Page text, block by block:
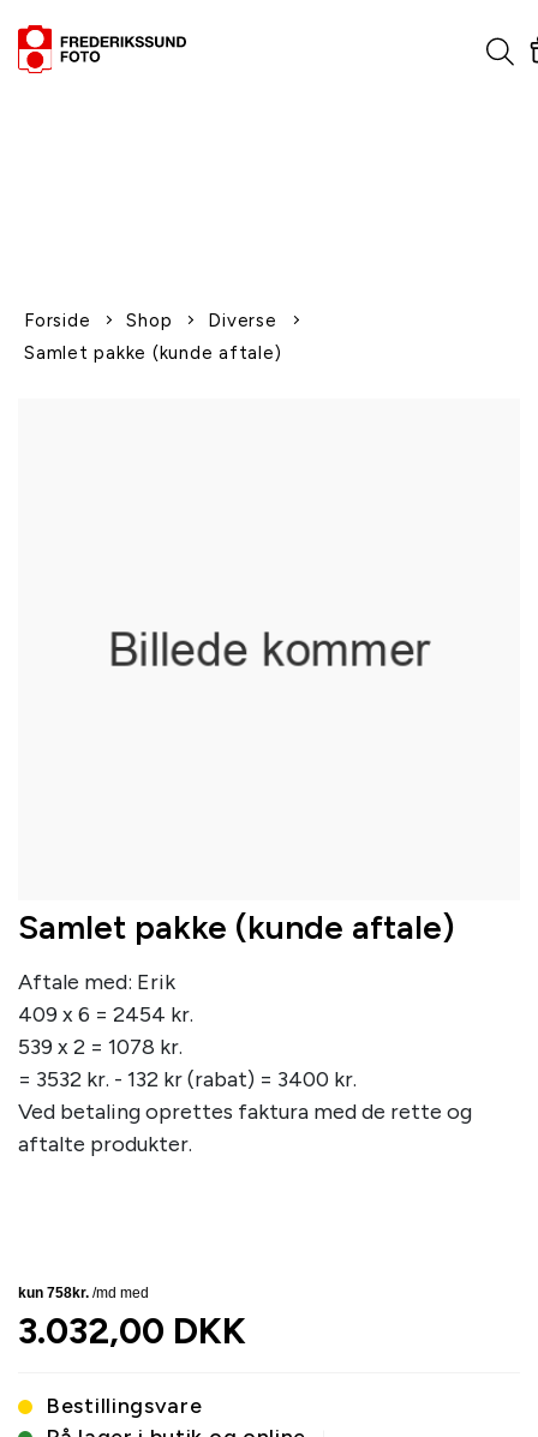
Forside Shop
Diverse
Samlet pakke (kunde aftale)
Samlet pakke (kunde aftale)
Aftale med: Erik
409 x 6 = 2454 kr.
539 x 2 = 1078 kr.
= 3532 kr. - 132 kr (rabat) = 3400 kr.
Ved betaling oprettes faktura med de rette og
aftalte produkter.
3.032,00 DKK
Bestillingsvare